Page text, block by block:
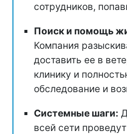
сотрудников,
Поиск и помощь
Компания
доставить ее в
клинику и
обследование и
Системные шаги:
всей сети